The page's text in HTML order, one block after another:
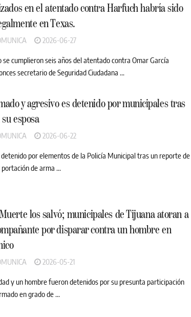
en el atentado contra Harfuch habría sido
en Texas.
2026-06-27
se cumplieron seis años del atentado contra Omar García
secretario de Seguridad Ciudadana ...
y agresivo es detenido por municipales tras
esposa
2026-06-22
por elementos de la Policía Municipal tras un reporte de
de arma ...
los salvó; municipales de Tijuana atoran a
por disparar contra un hombre en
2026-05-21
y un hombre fueron detenidos por su presunta participación
en grado de ...